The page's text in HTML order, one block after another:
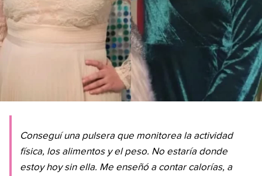
Conseguí una pulsera que monitorea la actividad
física, los alimentos y el peso. No estaría donde
estoy hoy sin ella. Me enseñó a contar calorías, a